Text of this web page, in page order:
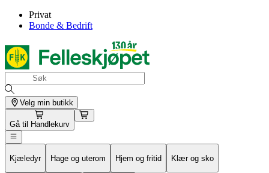
Privat
Bonde & Bedrift
Velg min butikk
Gå til Handlekurv
Kjæledyr Hage og uterom Hjem og fritid Klær og sko